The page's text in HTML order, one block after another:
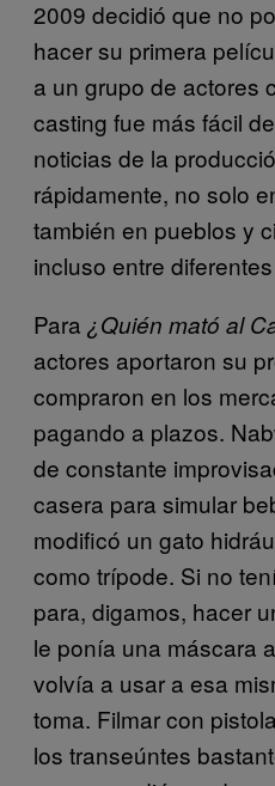
2009 decidió que no
hacer su primera
a un grupo de actores
casting fue más fácil
noticias de la
rápidamente, no solo
también en pueblos y
incluso entre
Para ¿Quién mató al
actores aportaron su
compraron en los
pagando a plazos.
de constante
casera para simular
modificó un gato
como trípode. Si no
para, digamos, hacer
le ponía una máscara
volvía a usar a esa
toma. Filmar con
los transeúntes